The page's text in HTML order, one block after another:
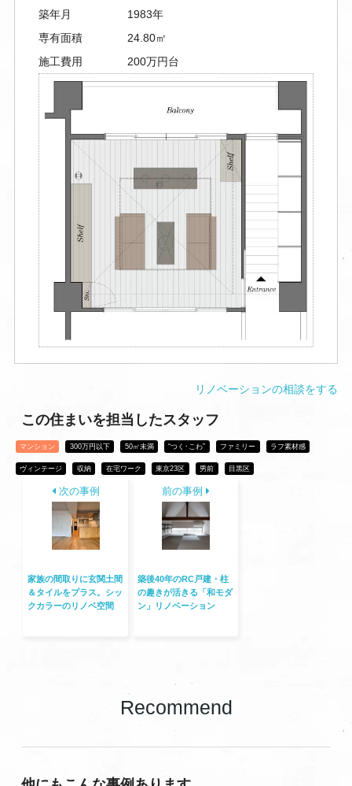
築年月
1983年
専有面積
24.80㎡
施工費用
200万円台
リノベーションの相談をする
この住まいを担当したスタッフ
マンション 300万円以下 50㎡未満 “つく･こわ” ファミリー ラフ素材感
ヴィンテージ 収納 在宅ワーク 東京23区 男前 目黒区
次の事例
家族の間取りに玄関土間
＆タイルをプラス。シッ
クカラーのリノベ空間
前の事例
築後40年のRC戸建・柱
の趣きが活きる「和モダ
ン」リノベーション
Recommend